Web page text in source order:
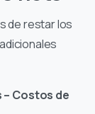
de restar los
Costos de